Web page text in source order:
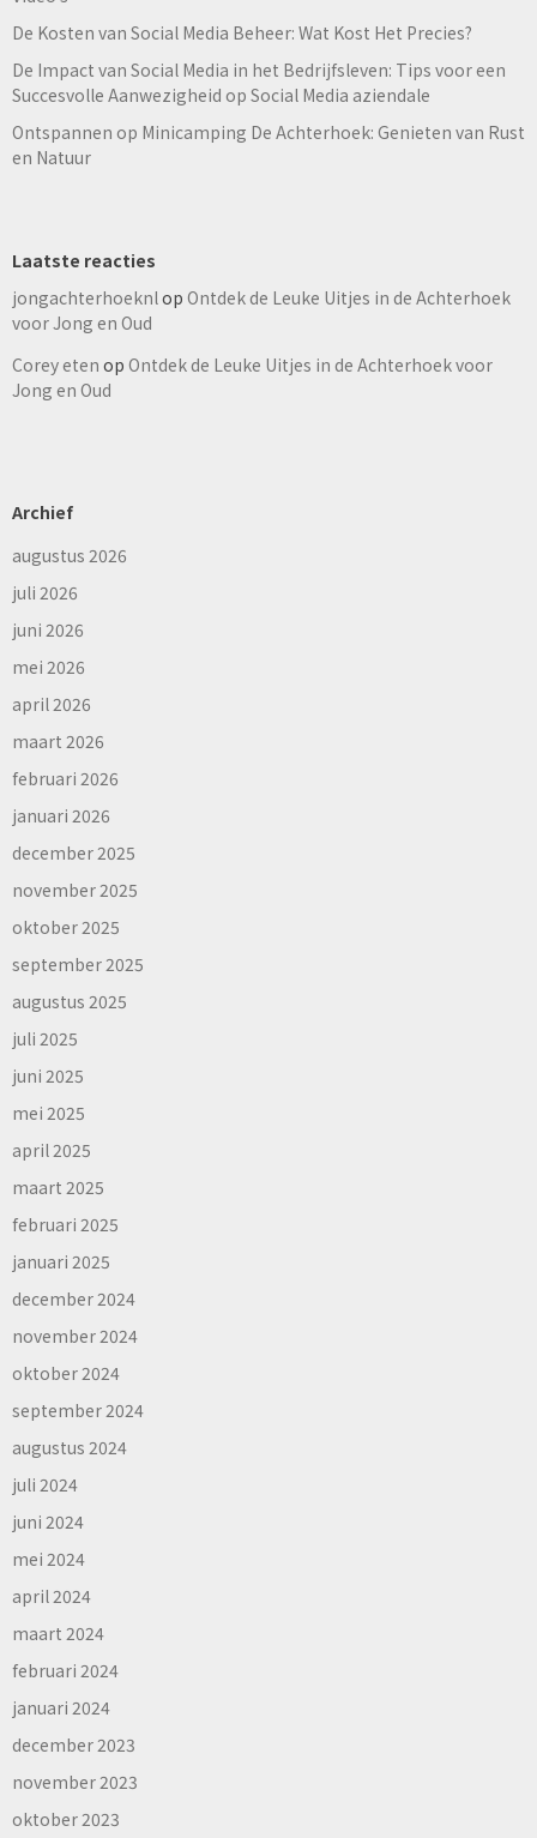
De Kosten van Social Media Beheer: Wat Kost Het Precies?
De Impact van Social Media in het Bedrijfsleven: Tips voor een
Succesvolle Aanwezigheid op Social Media aziendale
Ontspannen op Minicamping De Achterhoek: Genieten van Rust
en Natuur
Laatste reacties
jongachterhoeknl op Ontdek de Leuke Uitjes in de Achterhoek
voor Jong en Oud
Corey eten op Ontdek de Leuke Uitjes in de Achterhoek voor
Jong en Oud
Archief
augustus 2026
juli 2026
juni 2026
mei 2026
april 2026
maart 2026
februari 2026
januari 2026
december 2025
november 2025
oktober 2025
september 2025
augustus 2025
juli 2025
juni 2025
mei 2025
april 2025
maart 2025
februari 2025
januari 2025
december 2024
november 2024
oktober 2024
september 2024
augustus 2024
juli 2024
juni 2024
mei 2024
april 2024
maart 2024
februari 2024
januari 2024
december 2023
november 2023
oktober 2023